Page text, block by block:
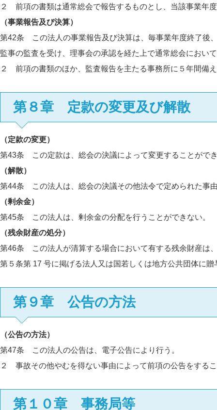
２ 前項の書類は通常総会で報告するものとし、当該事業年
（事業報告及び決算）
第42条 この法人の事業報告及び決算は、毎事業年度終了後
監事の監査を受け、理事会の承認を経た上で通常総会におい
２ 前項の書類のほか、監査報告を主たる事務所に５年間備
第８章 定款の変更及び解散
（定款の変更）
第43条 この定款は、総会の決議によって変更することがで
（解散）
第44条 この法人は、総会の決議その他法令で定められた事
（剰余金）
第45条 この法人は、剰余金の分配を行うことができない。
（残余財産の処分）
第46条 この法人が清算する場合において有する残余財産は
第５条第 17 号に掲げる法人又は国若しくは地方公共団体に
第９章 公告の方法
（公告の方法）
第47条 この法人の公告は、電子公告により行う。
２ 事故その他やむを得ない事由によって前項の公告をする
第１０章 事務局等